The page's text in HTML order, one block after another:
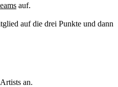
auf.
auf die drei Punkte und dann
an.